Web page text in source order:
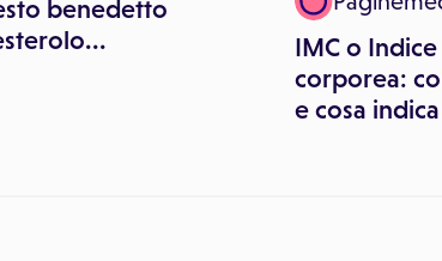
benedetto
IMC o Indice
corporea:
e cosa indica